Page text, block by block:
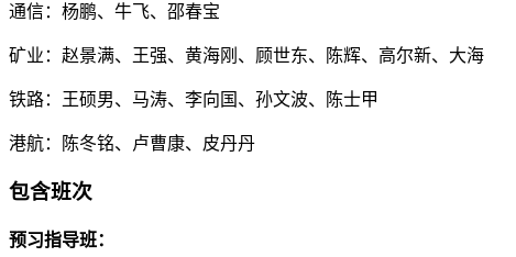
通信：杨鹏、牛飞、邵春宝
矿业：赵景满、王强、黄海刚、顾世东、陈辉、高尔新、大海
铁路：王硕男、马涛、李向国、孙文波、陈士甲
港航：陈冬铭、卢曹康、皮丹丹
包含班次
预习指导班：